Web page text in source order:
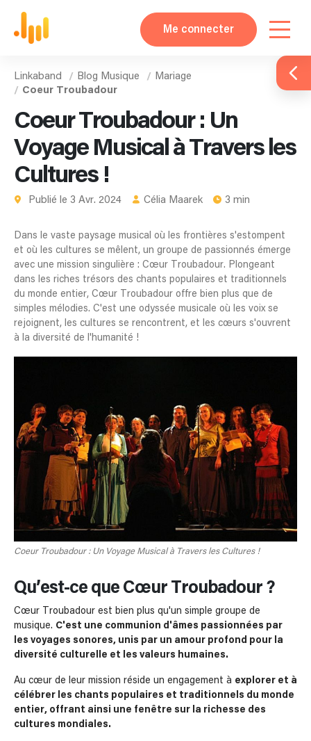
Me connecter
Linkaband Blog Musique
Mariage
Coeur Troubadour
Coeur Troubadour : Un
Voyage Musical à Travers les
Cultures !
Publié le 3 Avr. 2024 Célia Maarek 3 min
Dans le vaste paysage musical où les frontières s'estompent
et où les cultures se mêlent, un groupe de passionnés émerge
avec une mission singulière : Cœur Troubadour. Plongeant
dans les riches trésors des chants populaires et traditionnels
du monde entier, Cœur Troubadour offre bien plus que de
simples mélodies. C'est une odyssée musicale où les voix se
rejoignent, les cultures se rencontrent, et les cœurs s'ouvrent
à la diversité de l'humanité !
Coeur Troubadour : Un Voyage Musical à Travers les Cultures !
Qu’est-ce que Cœur Troubadour ?
Cœur Troubadour est bien plus qu'un simple groupe de
musique. C'est une communion d'âmes passionnées par
les voyages sonores, unis par un amour profond pour la
diversité culturelle et les valeurs humaines.
Au cœur de leur mission réside un engagement à explorer et à
célébrer les chants populaires et traditionnels du monde
entier, offrant ainsi une fenêtre sur la richesse des
cultures mondiales.